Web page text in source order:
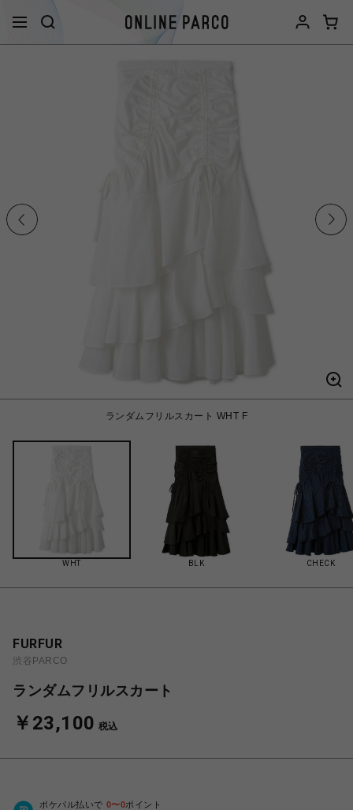
ランダムフリルスカート WHT F
WHT BLK CHECK
FURFUR
渋谷PARCO
ランダムフリルスカート
￥23,100 税込
ポケパル払いで 0〜0ポイント